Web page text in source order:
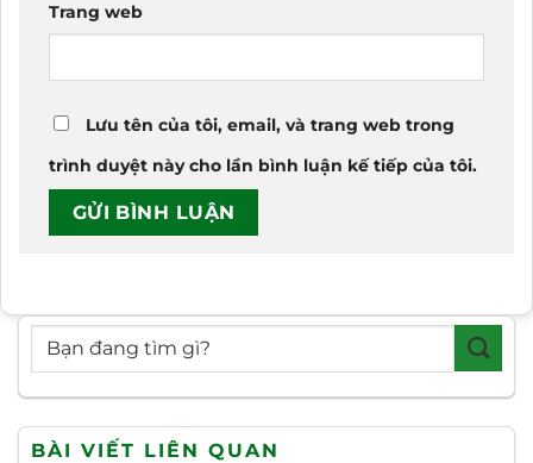
Trang web
Lưu tên của tôi, email, và trang web trong
trình duyệt này cho lần bình luận kế tiếp của tôi.
BÀI VIẾT LIÊN QUAN